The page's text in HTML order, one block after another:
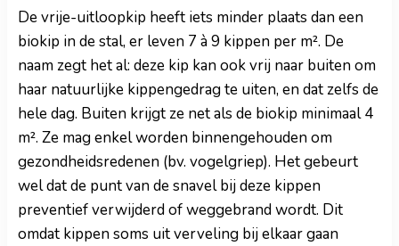
De vrije-uitloopkip heeft iets minder plaats dan een
biokip in de stal, er leven 7 à 9 kippen per m². De
naam zegt het al: deze kip kan ook vrij naar buiten om
haar natuurlijke kippengedrag te uiten, en dat zelfs de
hele dag. Buiten krijgt ze net als de biokip minimaal 4
m². Ze mag enkel worden binnengehouden om
gezondheidsredenen (bv. vogelgriep). Het gebeurt
wel dat de punt van de snavel bij deze kippen
preventief verwijderd of weggebrand wordt. Dit
omdat kippen soms uit verveling bij elkaar gaan